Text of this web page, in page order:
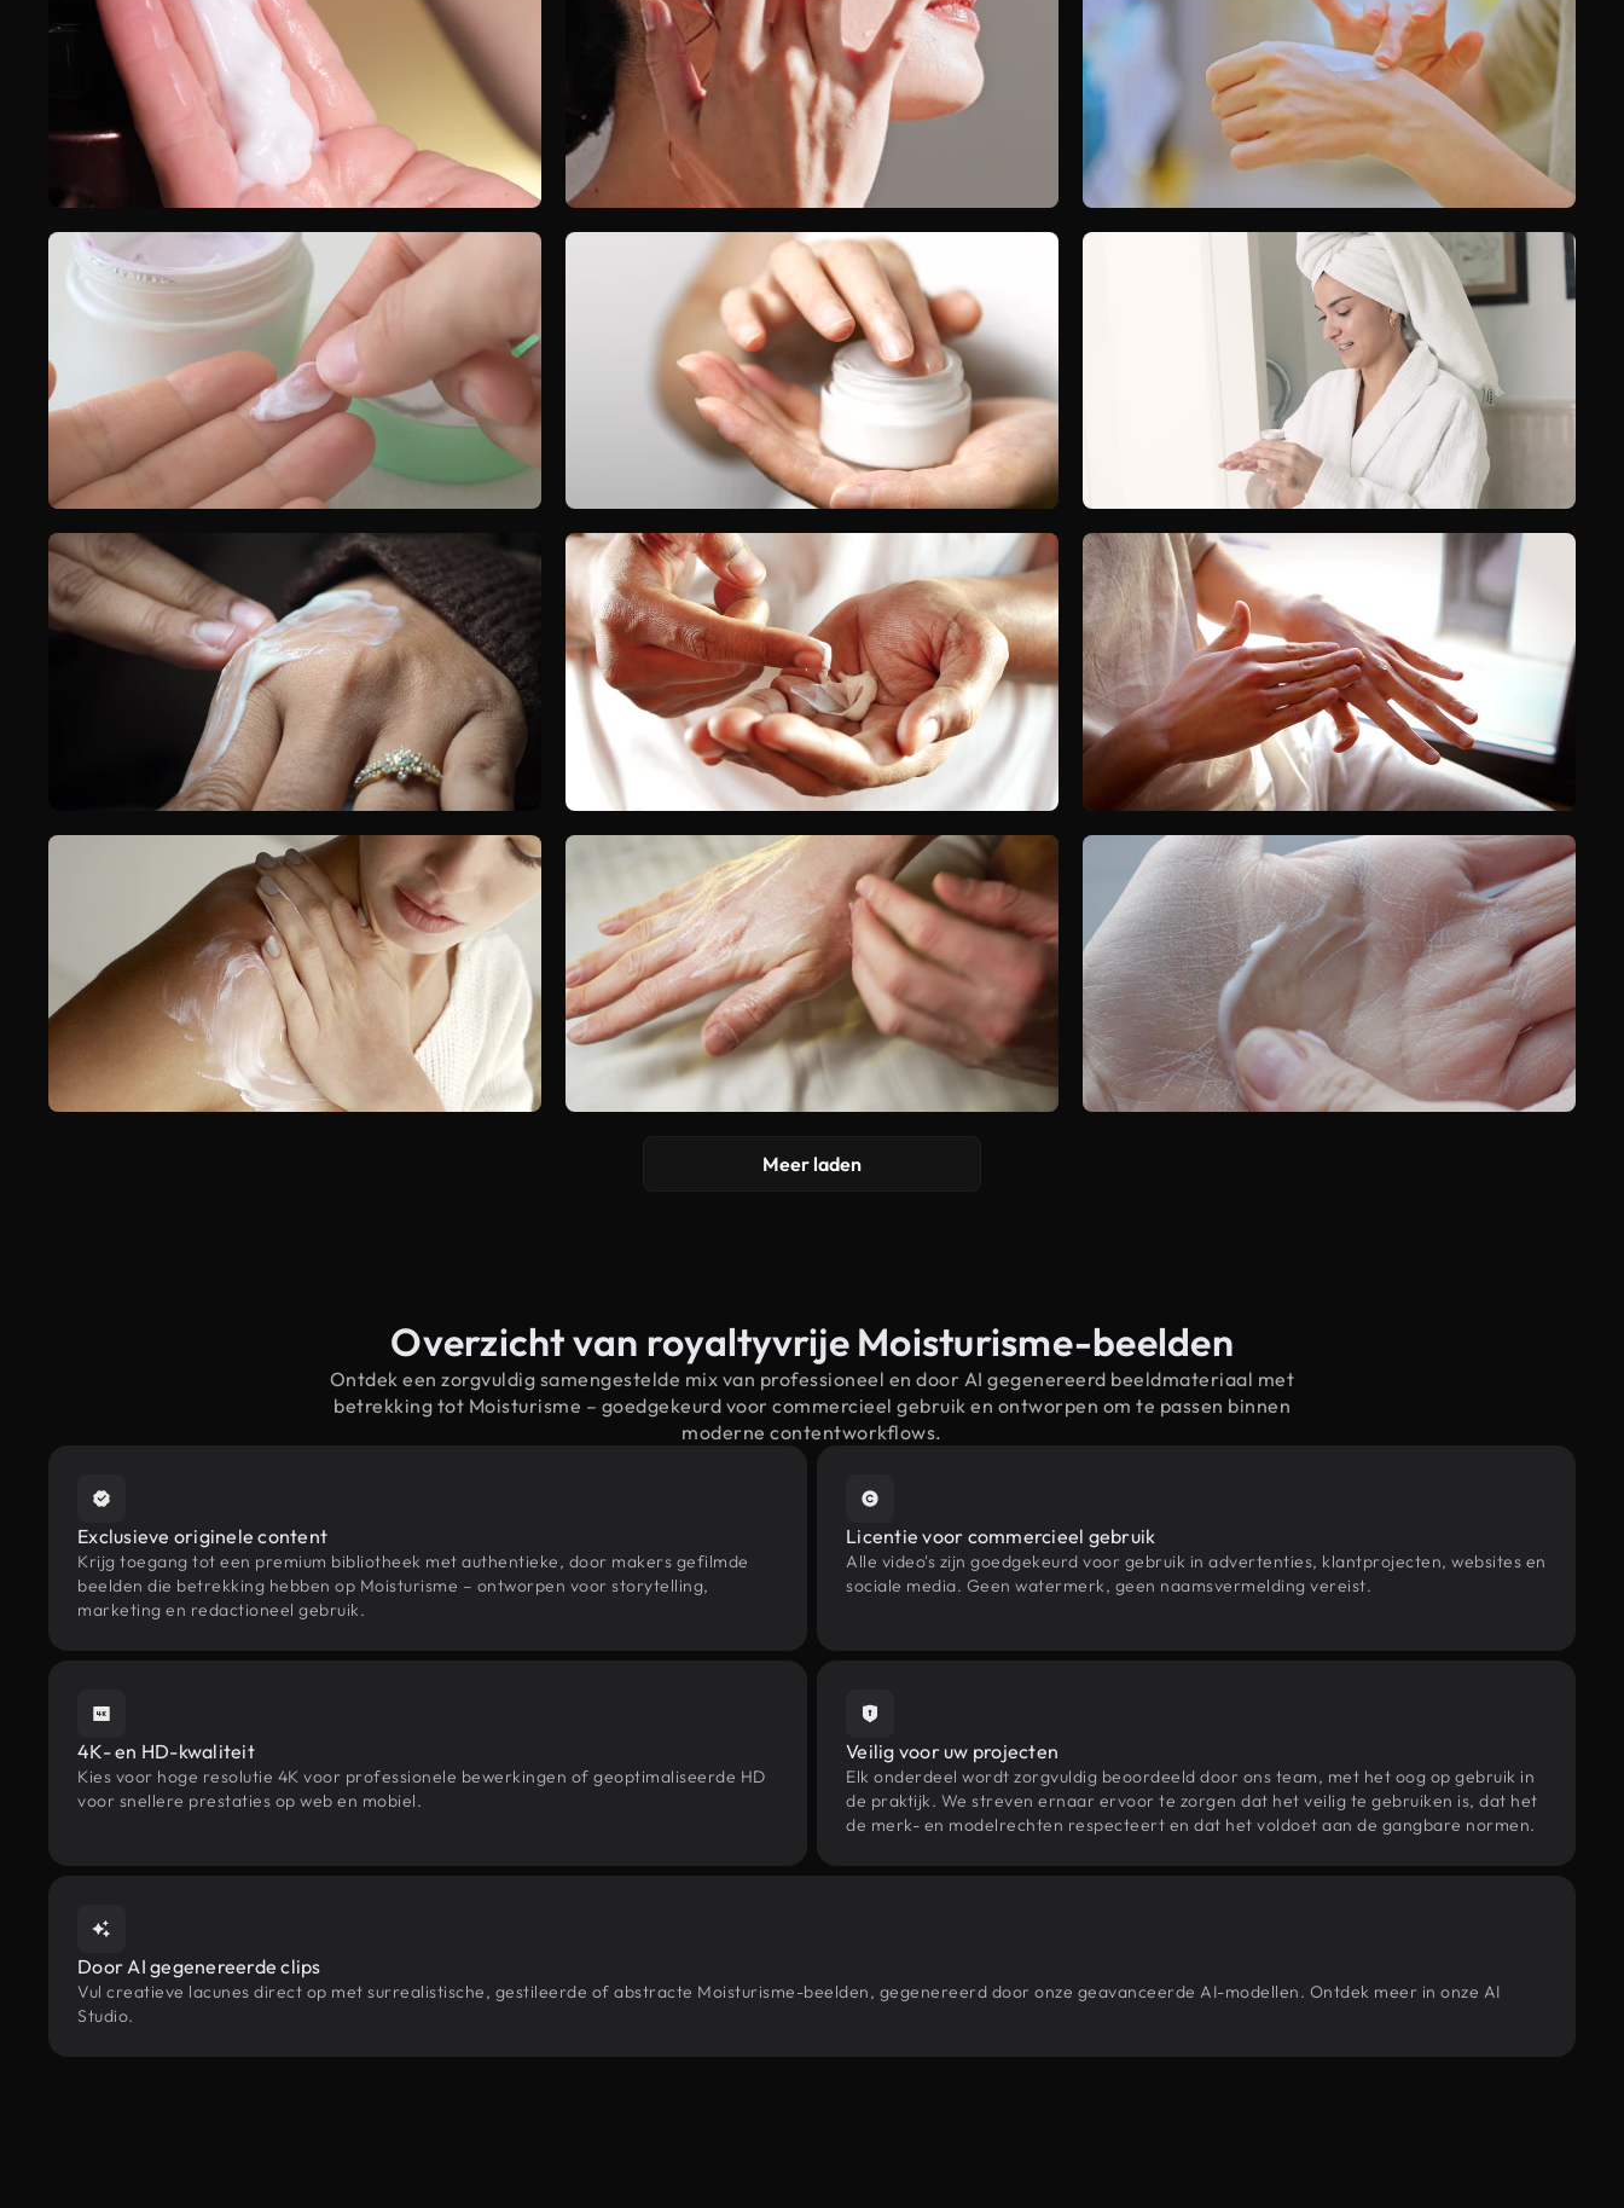
Meer laden
Overzicht van royaltyvrije Moisturisme-beelden
Ontdek een zorgvuldig samengestelde mix van professioneel en door AI gegenereerd beeldmateriaal met
betrekking tot Moisturisme – goedgekeurd voor commercieel gebruik en ontworpen om te passen binnen
moderne contentworkflows.
Exclusieve originele content
Krijg toegang tot een premium bibliotheek met authentieke, door makers gefilmde
beelden die betrekking hebben op Moisturisme – ontworpen voor storytelling,
marketing en redactioneel gebruik.
Licentie voor commercieel gebruik
Alle video's zijn goedgekeurd voor gebruik in advertenties, klantprojecten, websites en
sociale media. Geen watermerk, geen naamsvermelding vereist.
4K- en HD-kwaliteit
Kies voor hoge resolutie 4K voor professionele bewerkingen of geoptimaliseerde HD
voor snellere prestaties op web en mobiel.
Veilig voor uw projecten
Elk onderdeel wordt zorgvuldig beoordeeld door ons team, met het oog op gebruik in
de praktijk. We streven ernaar ervoor te zorgen dat het veilig te gebruiken is, dat het
de merk- en modelrechten respecteert en dat het voldoet aan de gangbare normen.
Door AI gegenereerde clips
Vul creatieve lacunes direct op met surrealistische, gestileerde of abstracte Moisturisme-beelden, gegenereerd door onze geavanceerde AI-modellen. Ontdek meer in onze AI
Studio.